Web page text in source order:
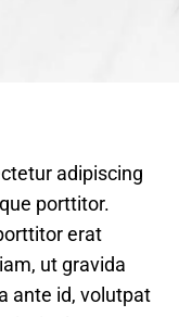
adipiscing
porttitor.
erat
ut gravida
ante id, volutpat